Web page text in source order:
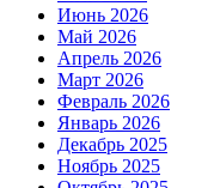
Июнь 2026
Май 2026
Апрель 2026
Март 2026
Февраль 2026
Январь 2026
Декабрь 2025
Ноябрь 2025